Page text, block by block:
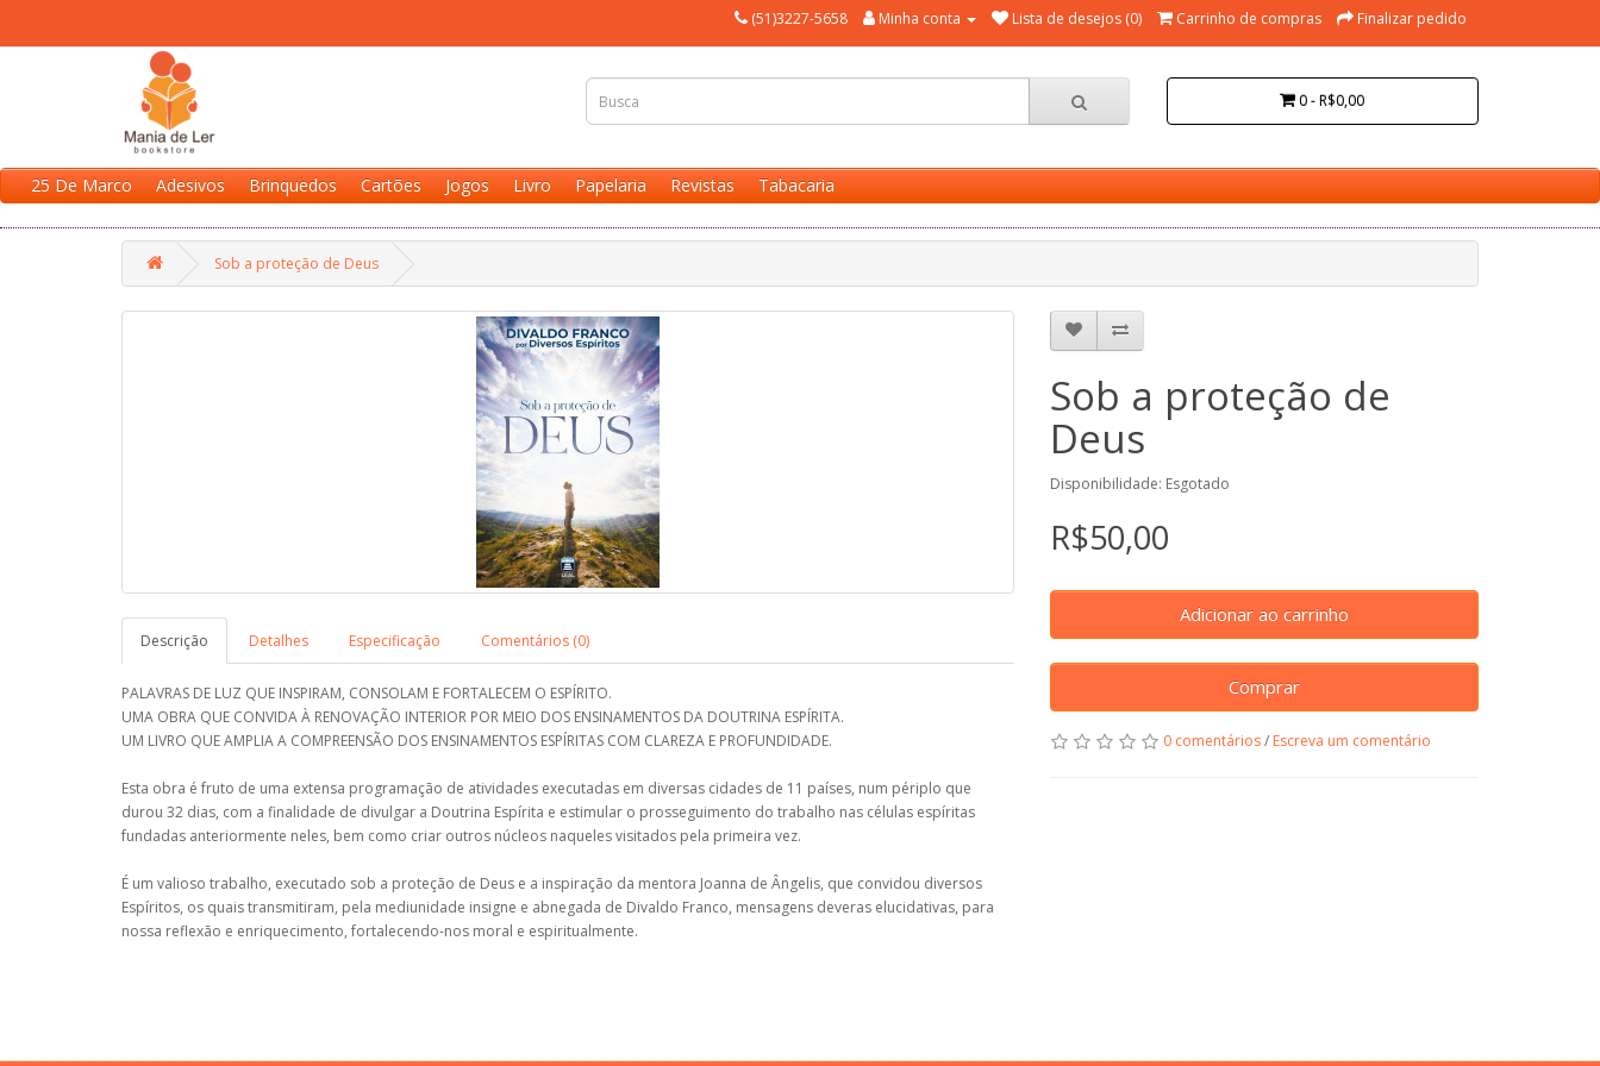
(51)3227-5658 Minha conta Lista de desejos (0) Carrinho de compras Finalizar pedido
0 - R$0,00
25 De Marco Adesivos Brinquedos Cartões Jogos Livro Papelaria Revistas Tabacaria
Sob a proteção de Deus
Descrição Detalhes Especificação Comentários (0)
PALAVRAS DE LUZ QUE INSPIRAM, CONSOLAM E FORTALECEM O ESPÍRITO.
UMA OBRA QUE CONVIDA À RENOVAÇÃO INTERIOR POR MEIO DOS ENSINAMENTOS DA DOUTRINA ESPÍRITA.
UM LIVRO QUE AMPLIA A COMPREENSÃO DOS ENSINAMENTOS ESPÍRITAS COM CLAREZA E PROFUNDIDADE.
Esta obra é fruto de uma extensa programação de atividades executadas em diversas cidades de 11 países, num périplo que
durou 32 dias, com a finalidade de divulgar a Doutrina Espírita e estimular o prosseguimento do trabalho nas células espíritas
fundadas anteriormente neles, bem como criar outros núcleos naqueles visitados pela primeira vez.
É um valioso trabalho, executado sob a proteção de Deus e a inspiração da mentora Joanna de Ângelis, que convidou diversos
Espíritos, os quais transmitiram, pela mediunidade insigne e abnegada de Divaldo Franco, mensagens deveras elucidativas, para
nossa reflexão e enriquecimento, fortalecendo-nos moral e espiritualmente.
Sob a proteção de
Deus
Disponibilidade: Esgotado
R$50,00
Adicionar ao carrinho
Comprar
0 comentários/ Escreva um comentário